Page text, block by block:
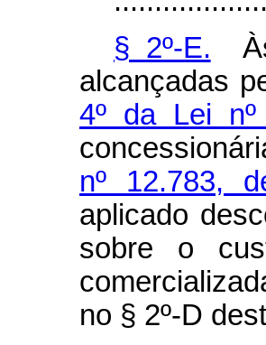
§ 2º-E.
alcançadas
4º da Lei
nº 12.783,
aplicado
sobre o
no § 2º-D